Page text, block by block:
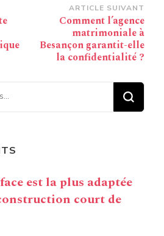
ARTICLE SUIVANT
Comment l’agence
matrimoniale à
Besançon garantit-elle
la confidentialité ?
est la plus adaptée
court de